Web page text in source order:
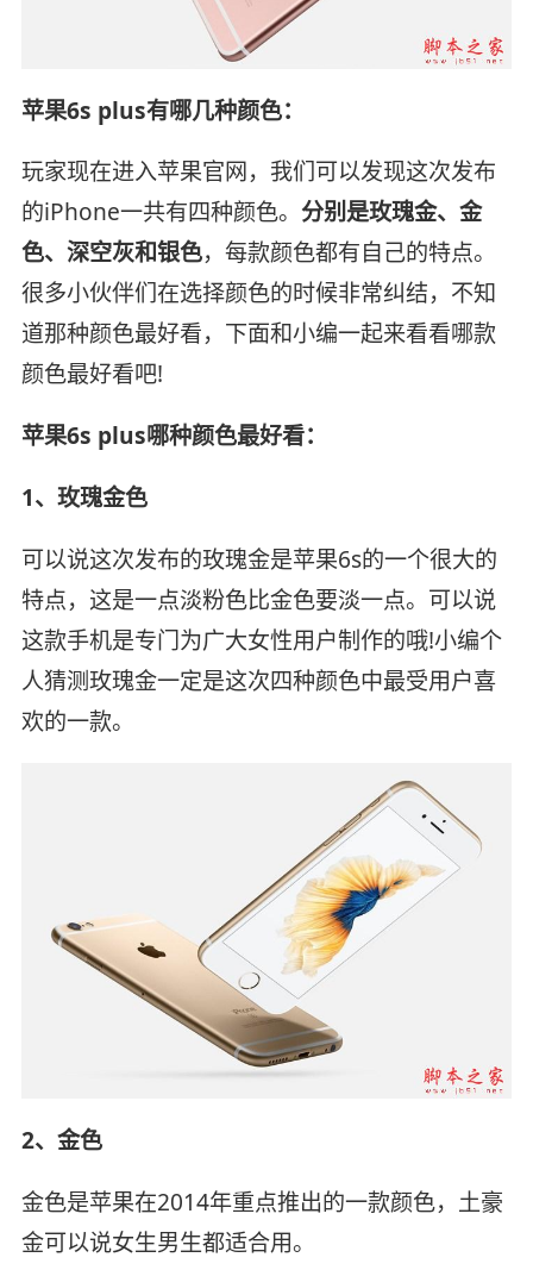
苹果6s plus有哪几种颜色：
玩家现在进入苹果官网，我们可以发现这次发布
的iPhone一共有四种颜色。 分别是玫瑰金、金
色、深空灰和银色，每款颜色都有自己的特点。
很多小伙伴们在选择颜色的时候非常纠结，不知
道那种颜色最好看，下面和小编一起来看看哪款
颜色最好看吧!
苹果6s plus哪种颜色最好看：
1、玫瑰金色
可以说这次发布的玫瑰金是苹果6s的一个很大的
特点，这是一点淡粉色比金色要淡一点。可以说
这款手机是专门为广大女性用户制作的哦!小编个
人猜测玫瑰金一定是这次四种颜色中最受用户喜
欢的一款。
2、金色
金色是苹果在2014年重点推出的一款颜色，土豪
金可以说女生男生都适合用。